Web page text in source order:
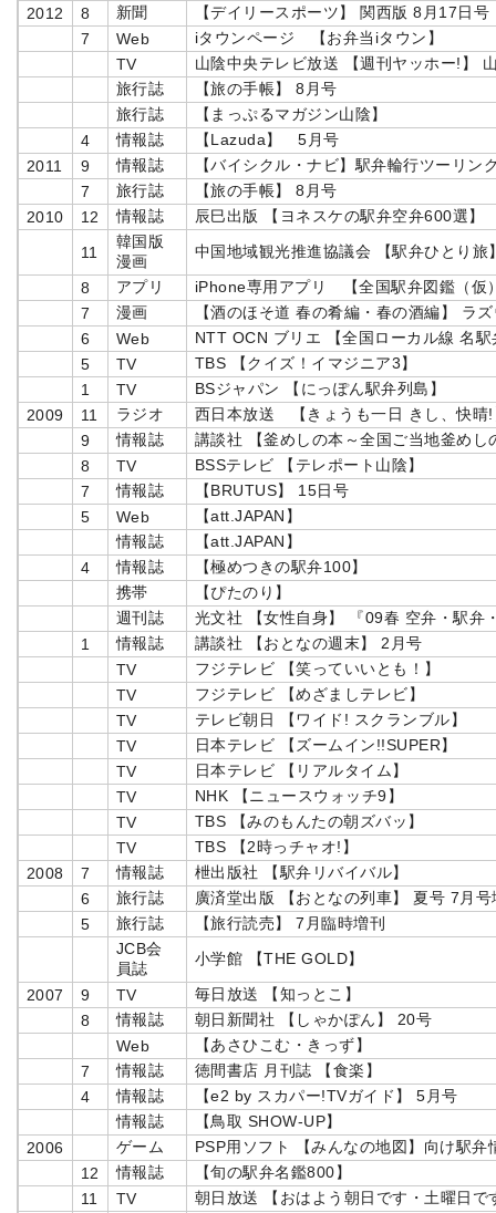
2012
8 新聞
【デイリースポーツ】 関西版 8月17日号
7
Web
iタウンページ 【お弁当iタウン】
TV
山陰中央テレビ放送 【週刊ヤッホー!】
旅行誌
【旅の手帳】 8月号
旅行誌
【まっぷるマガジン山陰】
4
情報誌
【Lazuda】 5月号
2011
9 情報誌
【バイシクル・ナビ】駅弁輪行ツーリン
7
旅行誌
【旅の手帳】 8月号
2010
12 情報誌 辰巳出版 【ヨネスケの駅弁空弁600選】
11
韓国版
漫画
中国地域観光推進協議会 【駅弁ひとり旅
8 アプリ
iPhone専用アプリ 【全国駅弁図鑑（仮
7
漫画
【酒のほそ道 春の肴編・春の酒編】 ラ
6
Web
NTT OCN ブリエ 【全国ローカル線 名
5
TV
TBS 【クイズ！イマジニア3】
1
TV
BSジャパン 【にっぽん駅弁列島】
2009
11 ラジオ
西日本放送 【きょうも一日 きし、快晴!
9
情報誌
講談社 【釜めしの本～全国ご当地釜めし
8
TV
BSSテレビ 【テレポート山陰】
7
情報誌
【BRUTUS】 15日号
5
Web
【att.JAPAN】
情報誌
【att.JAPAN】
4
情報誌
【極めつきの駅弁100】
携帯
【ぴたのり】
週刊誌
光文社 【女性自身】 『09春 空弁・駅弁
1
情報誌
講談社 【おとなの週末】 2月号
TV
フジテレビ 【笑っていいとも！】
TV
フジテレビ 【めざましテレビ】
TV
テレビ朝日 【ワイド! スクランブル】
TV
日本テレビ 【ズームイン!!SUPER】
TV
日本テレビ 【リアルタイム】
TV
NHK 【ニュースウォッチ9】
TV
TBS 【みのもんたの朝ズバッ】
TV
TBS 【2時っチャオ!】
2008
7 情報誌
枻出版社 【駅弁リバイバル】
6
旅行誌
廣済堂出版 【おとなの列車】 夏号 7月号
5
旅行誌
【旅行読売】 7月臨時増刊
JCB会
員誌
小学館 【THE GOLD】
2007 9 TV
毎日放送 【知っとこ】
8
情報誌
朝日新聞社 【しゃかぽん】 20号
Web
【あさひこむ・きっず】
7
情報誌
徳間書店 月刊誌 【食楽】
4
情報誌
【e2 by スカパー!TVガイド】 5月号
情報誌
【鳥取 SHOW-UP】
2006
ゲーム
PSP用ソフト 【みんなの地図】向け駅弁
12
情報誌
【旬の駅弁名鑑800】
11
TV
朝日放送 【おはよう朝日です・土曜日で